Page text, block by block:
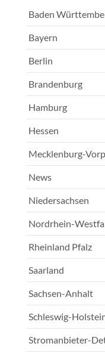
Baden
Bayern
Berlin
Brandenburg
Hamburg
Hessen
Mecklenburg-
News
Niedersachsen
Nordrhein-
Rheinland Pfalz
Saarland
Sachsen-Anhalt
Schleswig-
Stromanbieter-